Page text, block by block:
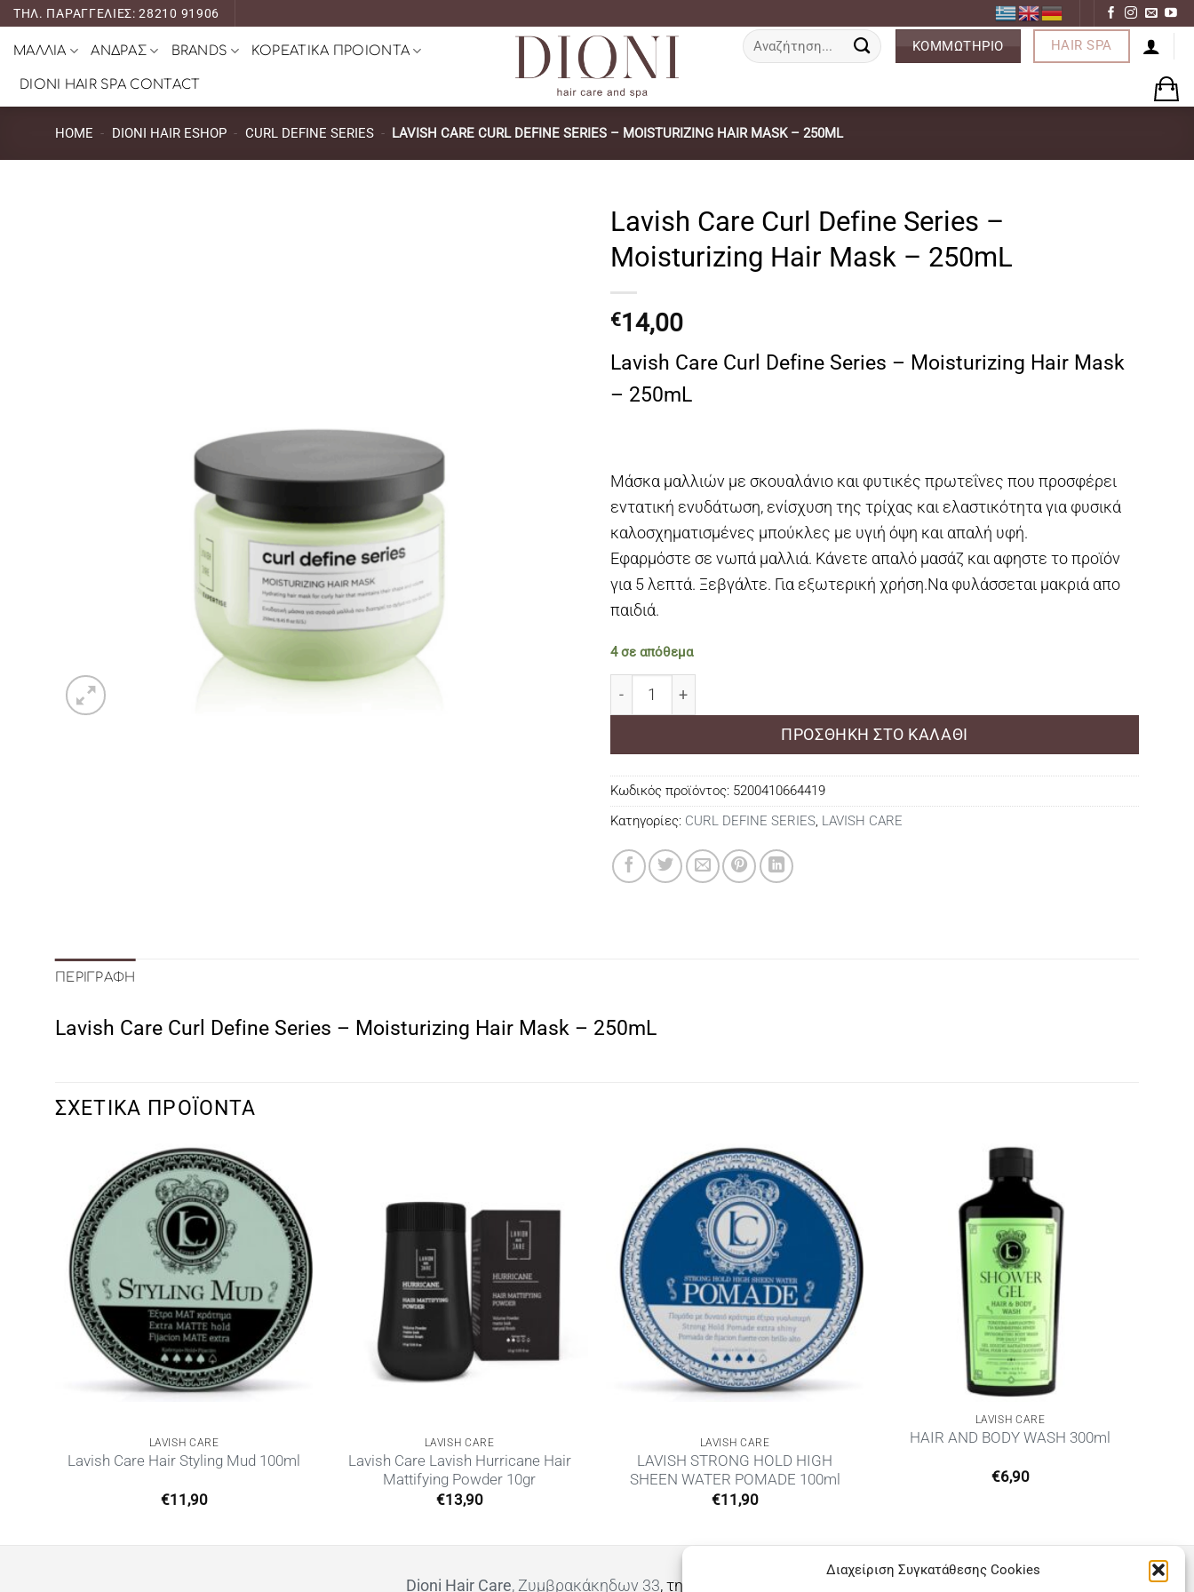
Διαχείριση Συγκατάθεσης Cookies
Μετάβαση
ΤΗΛ. ΠΑΡΑΓΓΕΛΙΕΣ: 28210 91906
ΜΑΛΛΙΑ ΑΝΔΡΑΣ BRANDS ΚΟΡΕΑΤΙΚΑ ΠΡΟΙΟΝΤΑ
DIONI HAIR SPA CONTACT
Αναζήτηση
για:
ΚΟΜΜΩΤΗΡΙΟ HAIR SPA
HOME - DIONI HAIR ESHOP - CURL DEFINE SERIES - LAVISH CARE CURL DEFINE SERIES – MOISTURIZING HAIR MASK – 250ML
Lavish Care Curl Define Series –
Moisturizing Hair Mask – 250mL
€14,00
Lavish Care Curl Define Series – Moisturizing Hair Mask
– 250mL
Μάσκα μαλλιών με σκουαλάνιο και φυτικές πρωτεΐνες που προσφέρει
εντατική ενυδάτωση, ενίσχυση της τρίχας και ελαστικότητα για φυσικά
καλοσχηματισμένες μπούκλες με υγιή όψη και απαλή υφή.
Εφαρμόστε σε νωπά μαλλιά. Κάνετε απαλό μασάζ και αφηστε το πρoϊόν
για 5 λεπτά. Ξεβγάλτε. Για εξωτερική χρήση.Να φυλάσσεται μακριά απο
παιδιά.
4 σε απόθεμα
ΠΡΟΣΘΉΚΗ ΣΤΟ ΚΑΛΆΘΙ
Κωδικός προϊόντος: 5200410664419
Κατηγορίες: CURL DEFINE SERIES, LAVISH CARE
ΠΕΡΙΓΡΑΦΉ
Lavish Care Curl Define Series – Moisturizing Hair Mask – 250mL
ΣΧΕΤΙΚΆ ΠΡΟΪΌΝΤΑ
LAVISH CARE
Lavish Care Hair Styling Mud 100ml
€11,90
LAVISH CARE
Lavish Care Lavish Hurricane Hair
Mattifying Powder 10gr
€13,90
LAVISH CARE
LAVISH STRONG HOLD HIGH
SHEEN WATER POMADE 100ml
€11,90
LAVISH CARE
HAIR AND BODY WASH 300ml
€6,90
Dioni Hair Care, Ζυμβρακάκηδων 33, τηλ 28210 91906